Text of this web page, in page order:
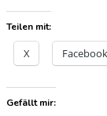
Teilen mit:
X Facebook
Gefällt mir: